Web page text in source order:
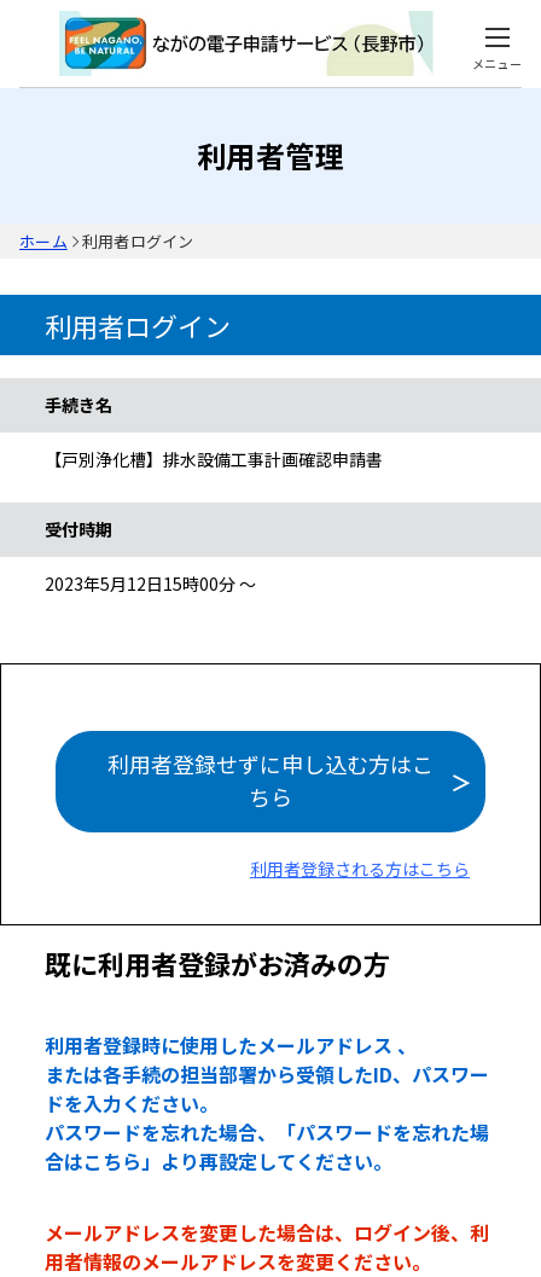
メニュー
利用者管理
ホーム 利用者ログイン
利用者ログイン
手続き名
【戸別浄化槽】排水設備工事計画確認申請書
受付時期
2023年5月12日15時00分 ～
利用者登録せずに申し込む方はこ
ちら
利用者登録される方はこちら
既に利用者登録がお済みの方
利用者登録時に使用したメールアドレス 、
または各手続の担当部署から受領したID、パスワー
ドを入力ください。
パスワードを忘れた場合、「パスワードを忘れた場
合はこちら」より再設定してください。
メールアドレスを変更した場合は、ログイン後、利
用者情報のメールアドレスを変更ください。